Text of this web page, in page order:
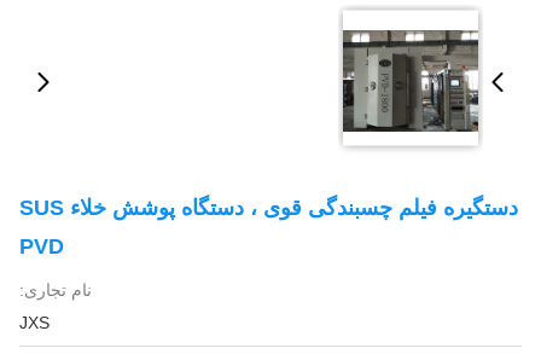
دستگیره فیلم چسبندگی قوی ، دستگاه پوشش خلاء SUS
PVD
نام تجاری:
JXS